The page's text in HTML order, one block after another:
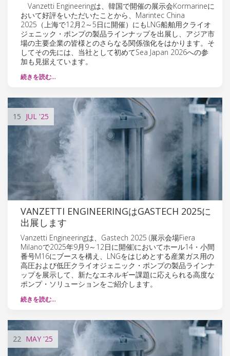
Vanzetti Engineeringは、韓国で開催の展示会Kormarineに
おいて好評をいただいたことから、Marintec China
2025（上海で12月2～5日に開催）にもLNG船舶用クライオ
ジェニック・ポンプの製品ラインナップを出展し、アジア市
場の主要企業の皆様とのさらなる関係強化をはかります。そ
してその先には、当社として初めてSea Japan 2026への参
加も見据えています。
続きを読む…
15 JUL '25
VANZETTI ENGINEERINGはGASTECH 2025に
出展します
Vanzetti Engineeringは、Gastech 2025 (展示会場Fiera
Milanoで2025年9月9～12日に開催)においてホール14・小間
番号M16にブースを構え、LNGをはじめとする産業ガス用の
高圧および低圧クライオジェニック・ポンプの製品ラインナ
ップを展示して、新たなエネルギー課題に応えられる高度な
ポンプ・ソリューションをご紹介します。
続きを読む…
22 MAY '25